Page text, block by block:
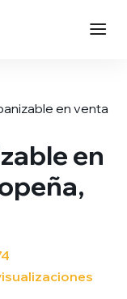
en venta
en